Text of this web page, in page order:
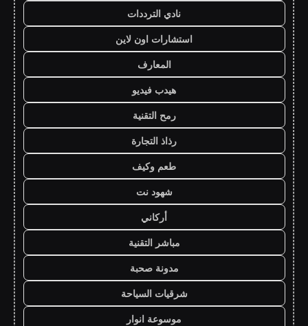
نادي الترددات
استشارات اون لاين
المعارف
هيدب فيديو
رمح التقنية
رذاذ التجارة
طعم وكيف
شهود نت
أركاني
مباشر التقنية
مدونة صحبة
شرقيات السياحة
موسوعة انوار